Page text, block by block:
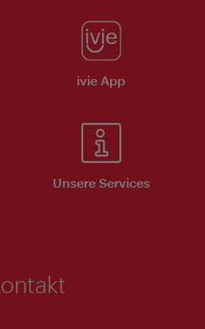
ivie App
Unsere Services